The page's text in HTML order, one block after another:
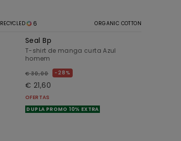
RECYCLED 6 ORGANIC COTTON
Seal Bp
T-shirt de manga curta Azul
homem
€ 30,00 28%
€ 21,60
OFERTAS
DUPLA PROMO 10% EXTRA